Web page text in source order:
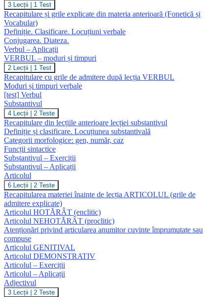
VERBUL
–
definiție,
clasificare,
conjugare,
diateză
3 Lecții 1 Test
Recapitulare și grile explicate din materia anterioară (Fonetică și
Vocabular)
Definiție. Clasificare. Locuțiuni verbale
Conjugarea. Diateza.
Verbul – Aplicații
VERBUL – moduri și timpuri
VERBUL
–
moduri
și
timpuri
2 Lecții 1 Test
Recapitulare cu grile de admitere după lecția VERBUL
Moduri și timpuri verbale
[test] Verbul
Substantivul
Substantivul
4 Lecții 2 Teste
Recapitulare din lecțiile anterioare lecției substantivul
Definiție și clasificare. Locuțiunea substantivală
Categorii morfologice: gen, număr, caz
Funcții sintactice
Substantivul – Exerciții
Substantivul – Aplicații
Articolul
Articolul
6 Lecții 2 Teste
Recapitularea materiei înainte de lecția ARTICOLUL (grile de
admitere explicate)
Articolul HOTĂRÂT (enclitic)
Articolul NEHOTĂRÂT (proclitic)
Atenționări privind articularea anumitor cuvinte împrumutate sau
compuse
Articolul GENITIVAL
Articolul DEMONSTRATIV
Articolul – Exerciții
Articolul – Aplicații
Adjectivul
Adjectivul
3 Lecții 2 Teste